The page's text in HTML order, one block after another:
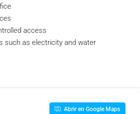
access
such as electricity and water
Abrir en Google Maps